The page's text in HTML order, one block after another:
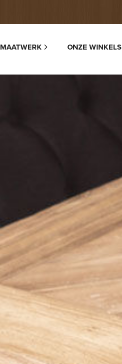
MAATWERK ONZE WINKELS